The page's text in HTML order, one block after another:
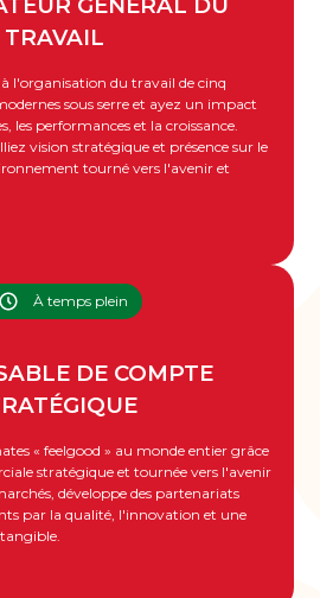
TRAVAIL
l'organisation du travail de cinq
sous serre et ayez un impact
les performances et la croissance.
vision stratégique et présence sur le
tourné vers l'avenir et
À temps plein
DE COMPTE
« feelgood » au monde entier grâce
stratégique et tournée vers l'avenir
développe des partenariats
par la qualité, l'innovation et une